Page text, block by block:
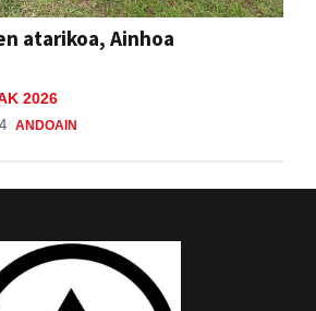
atarikoa, Ainhoa
2026
ANDOAIN